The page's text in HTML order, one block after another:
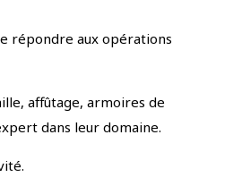
répondre aux opérations
affûtage, armoires de
dans leur domaine.